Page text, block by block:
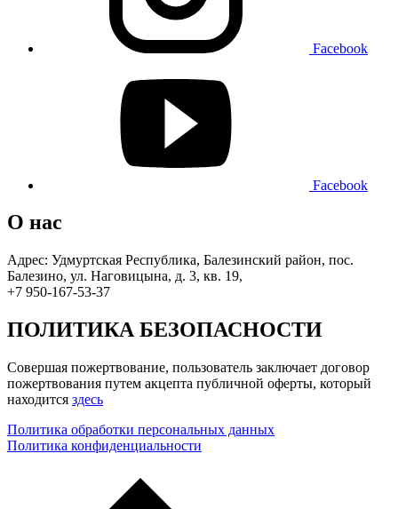
Facebook
Facebook
О нас
Адрес: Удмуртская Республика, Балезинский район, пос.
Балезино, ул. Наговицына, д. 3, кв. 19,
+7 950-167-53-37
ПОЛИТИКА БЕЗОПАСНОСТИ
Совершая пожертвование, пользователь заключает договор
пожертвования путем акцепта публичной оферты, который
находится здесь
Политика обработки персональных данных
Политика конфиденциальности